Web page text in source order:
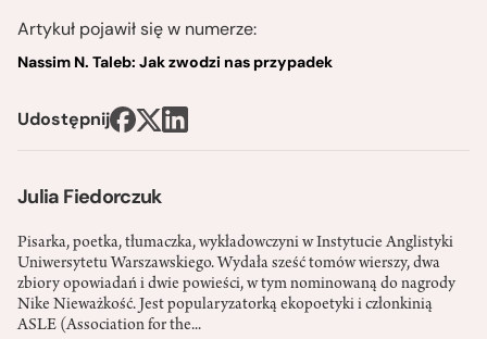
Julia Fiedorczuk
Pisarka, poetka, tłumaczka, wykładowczyni w Instytucie Anglistyki
Uniwersytetu Warszawskiego. Wydała sześć tomów wierszy, dwa
zbiory opowiadań i dwie powieści, w tym nominowaną do nagrody
Nike Nieważkość. Jest popularyzatorką ekopoetyki i członkinią
ASLE (Association for the...
Artykuł pojawił się w numerze:
Nassim N. Taleb: Jak zwodzi nas przypadek
Udostępnij